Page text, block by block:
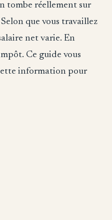
tombe réellement sur
que vous travaillez
net varie. En
Ce guide vous
information pour